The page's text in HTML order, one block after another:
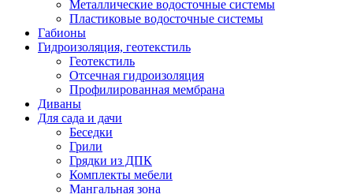
Металлические водосточные системы
Пластиковые водосточные системы
Габионы
Гидроизоляция, геотекстиль
Геотекстиль
Отсечная гидроизоляция
Профилированная мембрана
Диваны
Для сада и дачи
Беседки
Грили
Грядки из ДПК
Комплекты мебели
Мангальная зона